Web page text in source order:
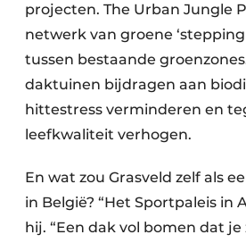
projecten. The Urban Jungle
netwerk van groene
tussen bestaande
daktuinen bijdragen aan
hittestress verminderen en
leefkwaliteit verhogen.
En wat zou Grasveld zelf als
in België? “Het Sportpaleis in
hij. “Een dak vol bomen dat je